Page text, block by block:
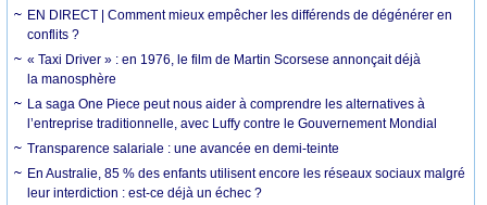
EN DIRECT | Comment mieux empêcher les différends de dégénérer en
conflits ?
« Taxi Driver » : en 1976, le film de Martin Scorsese annonçait déjà
la manosphère
La saga One Piece peut nous aider à comprendre les alternatives à
l’entreprise traditionnelle, avec Luffy contre le Gouvernement Mondial
Transparence salariale : une avancée en demi-teinte
En Australie, 85 % des enfants utilisent encore les réseaux sociaux malgré
leur interdiction : est-ce déjà un échec ?